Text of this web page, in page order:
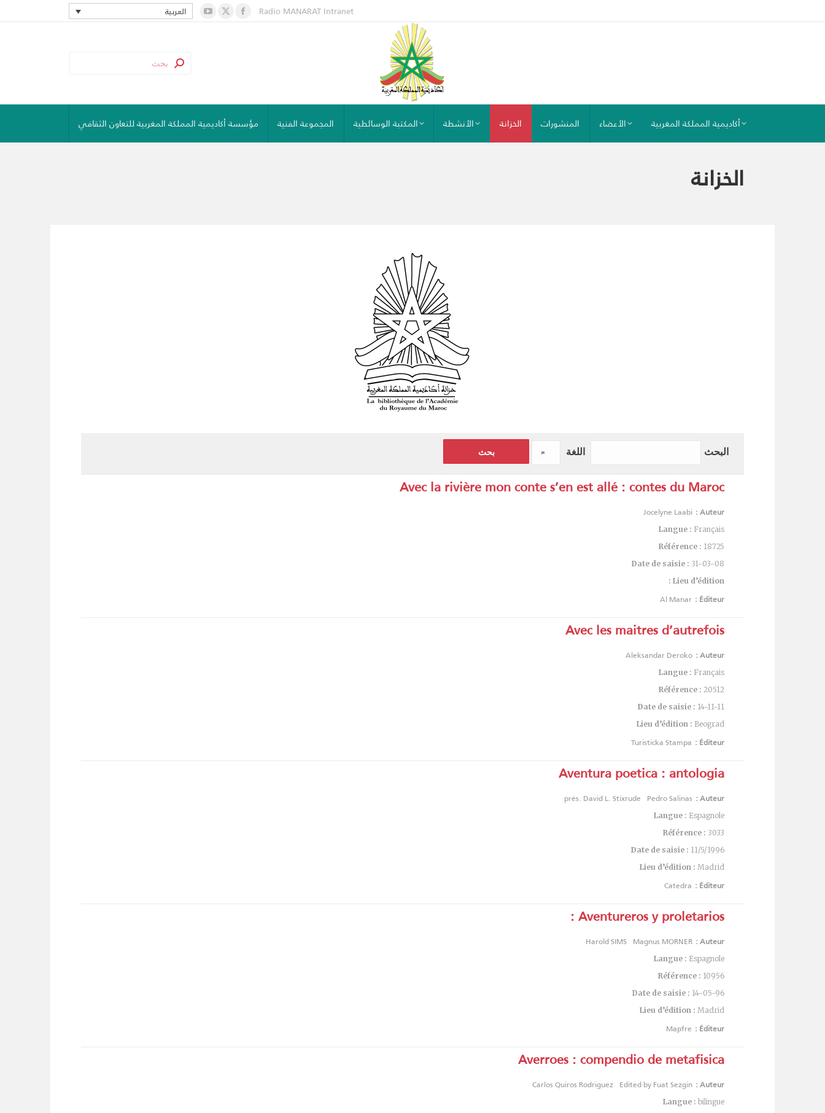
Intranet
Radio MANARAT
YouTube
العربية
أكاديمية المملكة المغربية الأعضاء المنشورات الخزانة الأنشطة المكتبة الوسائطية المجموعة الفنية مؤسسة أكاديمية المملكة المغربية للتعاون الثقافي
الخزانة
البحث اللغة
Avec la rivière mon conte s’en est allé : contes du Maroc
Auteur :
Jocelyne Laabi
Langue : Français
Référence : 18725
Date de saisie : 31-03-08
Lieu d’édition :
Éditeur :
Al Manar
Avec les maitres d’autrefois
Auteur :
Aleksandar Deroko
Langue : Français
Référence : 20512
Date de saisie : 14-11-11
Lieu d’édition : Beograd
Éditeur :
Turisticka Stampa
Aventura poetica : antologia
Auteur :
Pedro Salinas
prés. David L. Stixrude
Langue : Espagnole
Référence : 3033
Date de saisie : 11/5/1996
Lieu d’édition : Madrid
Éditeur :
Catedra
Aventureros y proletarios :
Auteur :
Magnus MORNER
Harold SIMS
Langue : Espagnole
Référence : 10956
Date de saisie : 14-05-96
Lieu d’édition : Madrid
Éditeur :
Mapfre
Averroes : compendio de metafisica
Auteur :
Edited by Fuat Sezgin
Carlos Quiros Rodriguez
Langue : bilingue